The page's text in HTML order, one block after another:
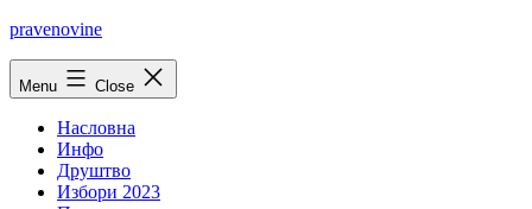
Skip
pravenovine
Menu Close
Насловна
Инфо
Друштво
Избори 2023